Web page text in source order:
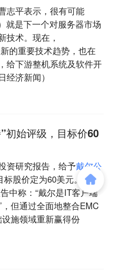
志平表示，很有可能
就是下一个对服务器市场
技术。现在，
的重要技术趋势，也在
给下游整机系统及软件开
济新闻）
初始评级，目标价60
资研究报告，给予戴尔公
股价定为60美元。摩根
中称：“戴尔是IT客户端
，但通过全面地整合EMC
施领域重新赢得份